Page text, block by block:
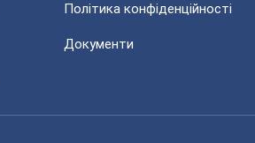
Політика конфіденційності
Документи